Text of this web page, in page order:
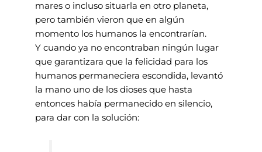
mares o incluso situarla en otro planeta,
pero también vieron que en algún
momento los humanos la encontrarían.
Y cuando ya no encontraban ningún lugar
que garantizara que la felicidad para los
humanos permaneciera escondida, levantó
la mano uno de los dioses que hasta
entonces había permanecido en silencio,
para dar con la solución: